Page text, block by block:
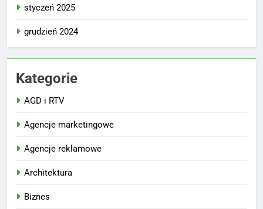
styczeń 2025
grudzień 2024
Kategorie
AGD i RTV
Agencje marketingowe
Agencje reklamowe
Architektura
Biznes